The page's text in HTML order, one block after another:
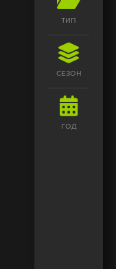
ТИП
СЕЗОН
ГОД